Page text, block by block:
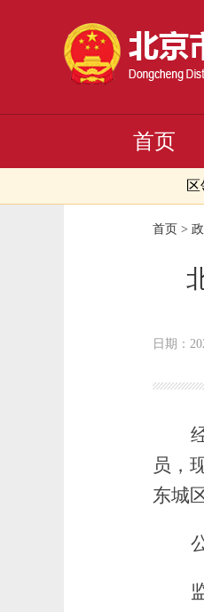
首页
区
首页 >
日期：
员，
东城